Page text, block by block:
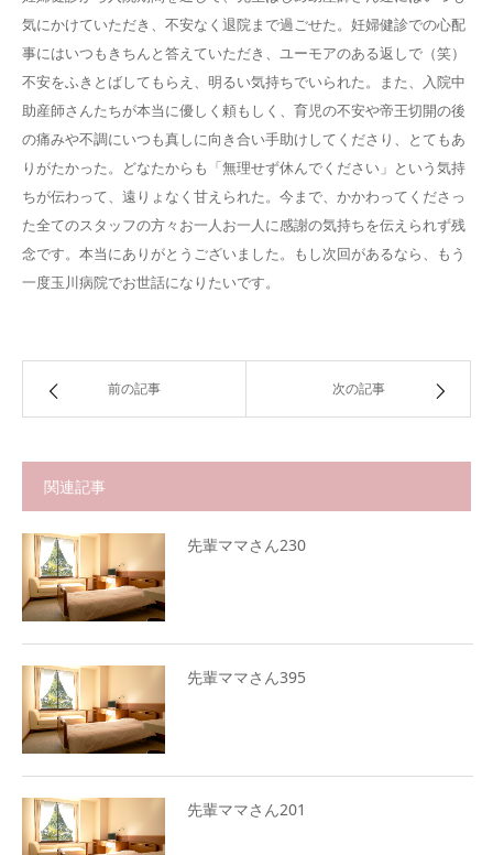
気にかけていただき、不安なく退院まで過ごせた。妊婦健診での心配
事にはいつもきちんと答えていただき、ユーモアのある返しで（笑）
不安をふきとばしてもらえ、明るい気持ちでいられた。また、入院中
助産師さんたちが本当に優しく頼もしく、育児の不安や帝王切開の後
の痛みや不調にいつも真しに向き合い手助けしてくださり、とてもあ
りがたかった。どなたからも「無理せず休んでください」という気持
ちが伝わって、遠りょなく甘えられた。今まで、かかわってくださっ
た全てのスタッフの方々お一人お一人に感謝の気持ちを伝えられず残
念です。本当にありがとうございました。もし次回があるなら、もう
一度玉川病院でお世話になりたいです。
前の記事 次の記事
関連記事
先輩ママさん230
先輩ママさん395
先輩ママさん201